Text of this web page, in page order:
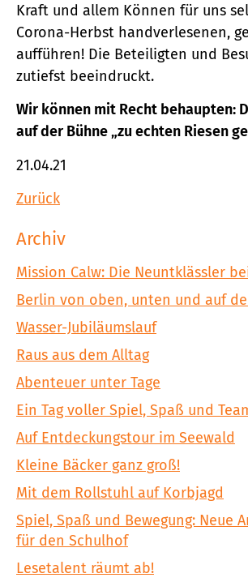
Kraft und allem Können für uns
Corona-Herbst handverlesenen,
aufführen! Die Beteiligten und
zutiefst beeindruckt.
Wir können mit Recht behaupten:
auf der Bühne „zu echten Riesen
21.04.21
Zurück
Archiv
Mission Calw: Die Neuntklässler
Berlin von oben, unten und auf
Wasser-Jubiläumslauf
Raus aus dem Alltag
Abenteuer unter Tage
Ein Tag voller Spiel, Spaß und
Auf Entdeckungstour im Seewald
Kleine Bäcker ganz groß!
Mit dem Rollstuhl auf Korbjagd
Spiel, Spaß und Bewegung: Neue
für den Schulhof
Lesetalent räumt ab!